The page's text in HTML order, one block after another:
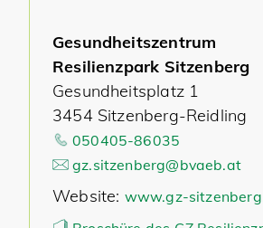
Gesundheitszentrum
Resilienzpark Sitzenberg
Gesundheitsplatz 1
3454 Sitzenberg-Reidling
050405-86035
gz.sitzenberg@bvaeb.at
Website: www.gz-